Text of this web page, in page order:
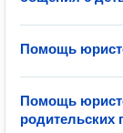
Помощь
Помощь
родительских